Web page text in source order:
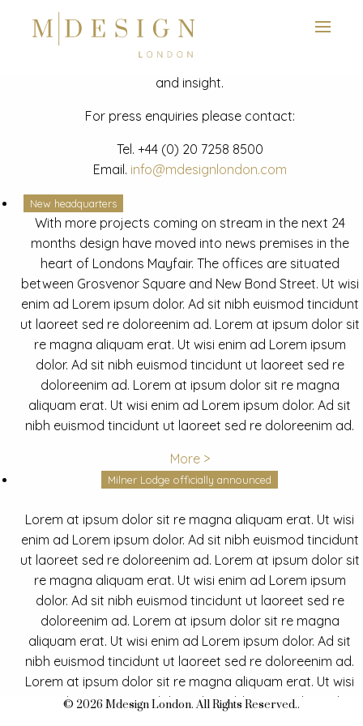
News
Latest mdesign development project and advisory news
and insight.
For press enquiries please contact:
Tel. +44 (0) 20 7258 8500
Email. info@mdesignlondon.com
New headquarters
With more projects coming on stream in the next 24
months design have moved into news premises in the
heart of Londons Mayfair. The offices are situated
between Grosvenor Square and New Bond Street. Ut wisi
enim ad Lorem ipsum dolor. Ad sit nibh euismod tincidunt
ut laoreet sed re doloreenim ad. Lorem at ipsum dolor sit
re magna aliquam erat. Ut wisi enim ad Lorem ipsum
dolor. Ad sit nibh euismod tincidunt ut laoreet sed re
doloreenim ad. Lorem at ipsum dolor sit re magna
aliquam erat. Ut wisi enim ad Lorem ipsum dolor. Ad sit
nibh euismod tincidunt ut laoreet sed re doloreenim ad.
More >
Milner Lodge officially announced
Lorem at ipsum dolor sit re magna aliquam erat. Ut wisi
enim ad Lorem ipsum dolor. Ad sit nibh euismod tincidunt
ut laoreet sed re doloreenim ad. Lorem at ipsum dolor sit
re magna aliquam erat. Ut wisi enim ad Lorem ipsum
dolor. Ad sit nibh euismod tincidunt ut laoreet sed re
doloreenim ad. Lorem at ipsum dolor sit re magna
aliquam erat. Ut wisi enim ad Lorem ipsum dolor. Ad sit
nibh euismod tincidunt ut laoreet sed re doloreenim ad.
Lorem at ipsum dolor sit re magna aliquam erat. Ut wisi
enim ad Lorem ipsum dolor. Ad sit nibh euismod tincidunt
© 2026 Mdesign London. All Rights Reserved..